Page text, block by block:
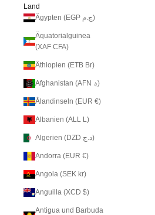
Land
Ägypten (EGP ج.م)
Äquatorialguinea
(XAF CFA)
Äthiopien (ETB Br)
Afghanistan (AFN ؋)
Ålandinseln (EUR €)
Albanien (ALL L)
Algerien (DZD د.ج)
Andorra (EUR €)
Angola (SEK kr)
Anguilla (XCD $)
Antigua und Barbuda